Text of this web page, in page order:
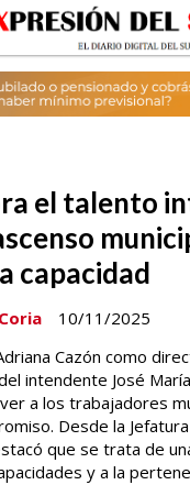
el talento
capacidad
Cazón como
intendente José
a los trabajadores
Desde la
que se trata de
y a la
10/11/2025